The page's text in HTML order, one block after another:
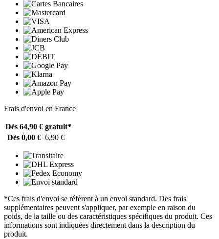
Frais d'envoi en France
Dès 64,90 € gratuit*
Dès 0,00 € 6,90 €
*Ces frais d'envoi se réfèrent à un envoi standard. Des frais
supplémentaires peuvent s'appliquer, par exemple en raison du
poids, de la taille ou des caractéristiques spécifiques du produit. Ces
informations sont indiquées directement dans la description du
produit.